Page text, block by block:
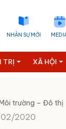
NHÂN SỰ MỚI
TRỊ XÃ HỘI
trường – Đô thị
2020